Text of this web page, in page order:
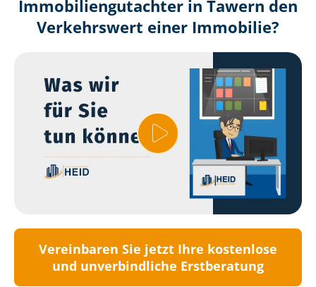
Immobilien­gutachter in Tawern den
Verkehrswert einer Immobilie?
Vereinbaren Sie jetzt Ihre kostenlose
und unverbindliche Erstberatung